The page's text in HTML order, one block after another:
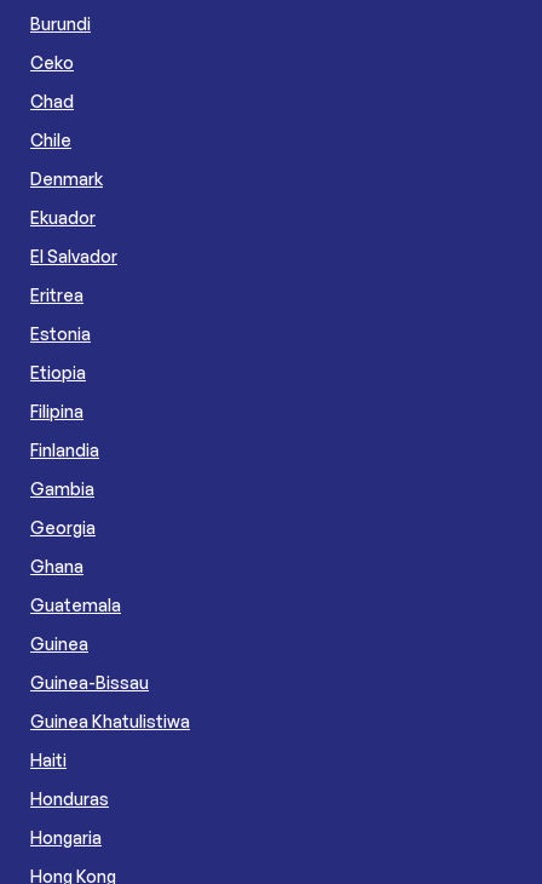
Burundi
Ceko
Chad
Chile
Denmark
Ekuador
El Salvador
Eritrea
Estonia
Etiopia
Filipina
Finlandia
Gambia
Georgia
Ghana
Guatemala
Guinea
Guinea-Bissau
Guinea Khatulistiwa
Haiti
Honduras
Hongaria
Hong Kong